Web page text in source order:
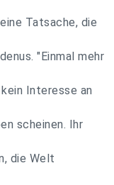
Tatsache, die
"Einmal mehr
Interesse an
scheinen. Ihr
die Welt